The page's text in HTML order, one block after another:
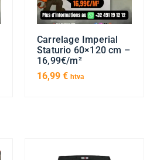
Carrelage Imperial
Staturio 60×120 cm –
16,99€/m²
16,99 € htva